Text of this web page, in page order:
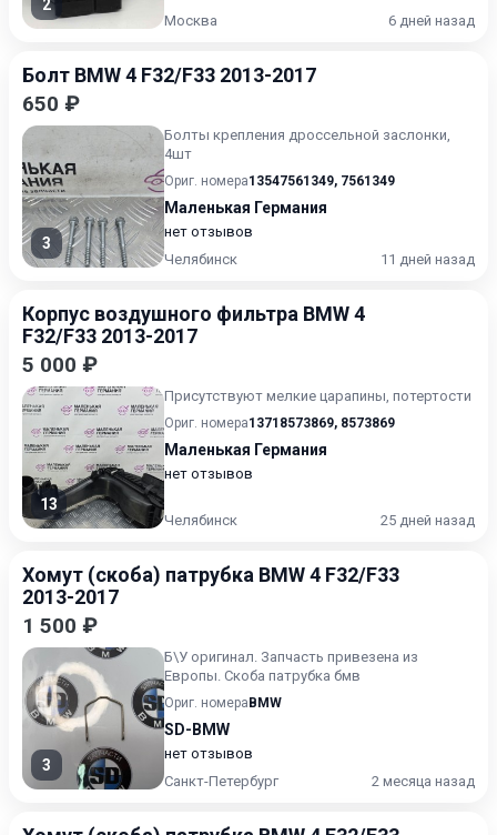
2
Москва 6 дней назад
Болт BMW 4 F32/F33 2013-2017
650 ₽
3
Болты крепления дроссельной заслонки,
4шт
Ориг. номера13547561349, 7561349
Маленькая Германия
нет отзывов
Челябинск
11 дней назад
Корпус воздушногo фильтра BMW 4
F32/F33 2013-2017
5 000 ₽
13
Присутствуют мелкие царапины, потертости
Ориг. номера13718573869, 8573869
Маленькая Германия
нет отзывов
Челябинск 25 дней назад
Хомут (скоба) патрубка BMW 4 F32/F33
2013-2017
1 500 ₽
3
Б\У oригинaл. Запчасть привезена из
Eврoпы. Скоба патрубка бмв
Ориг. номера BMW
SD-BMW
нет отзывов
Санкт-Петербург
2 месяца назад